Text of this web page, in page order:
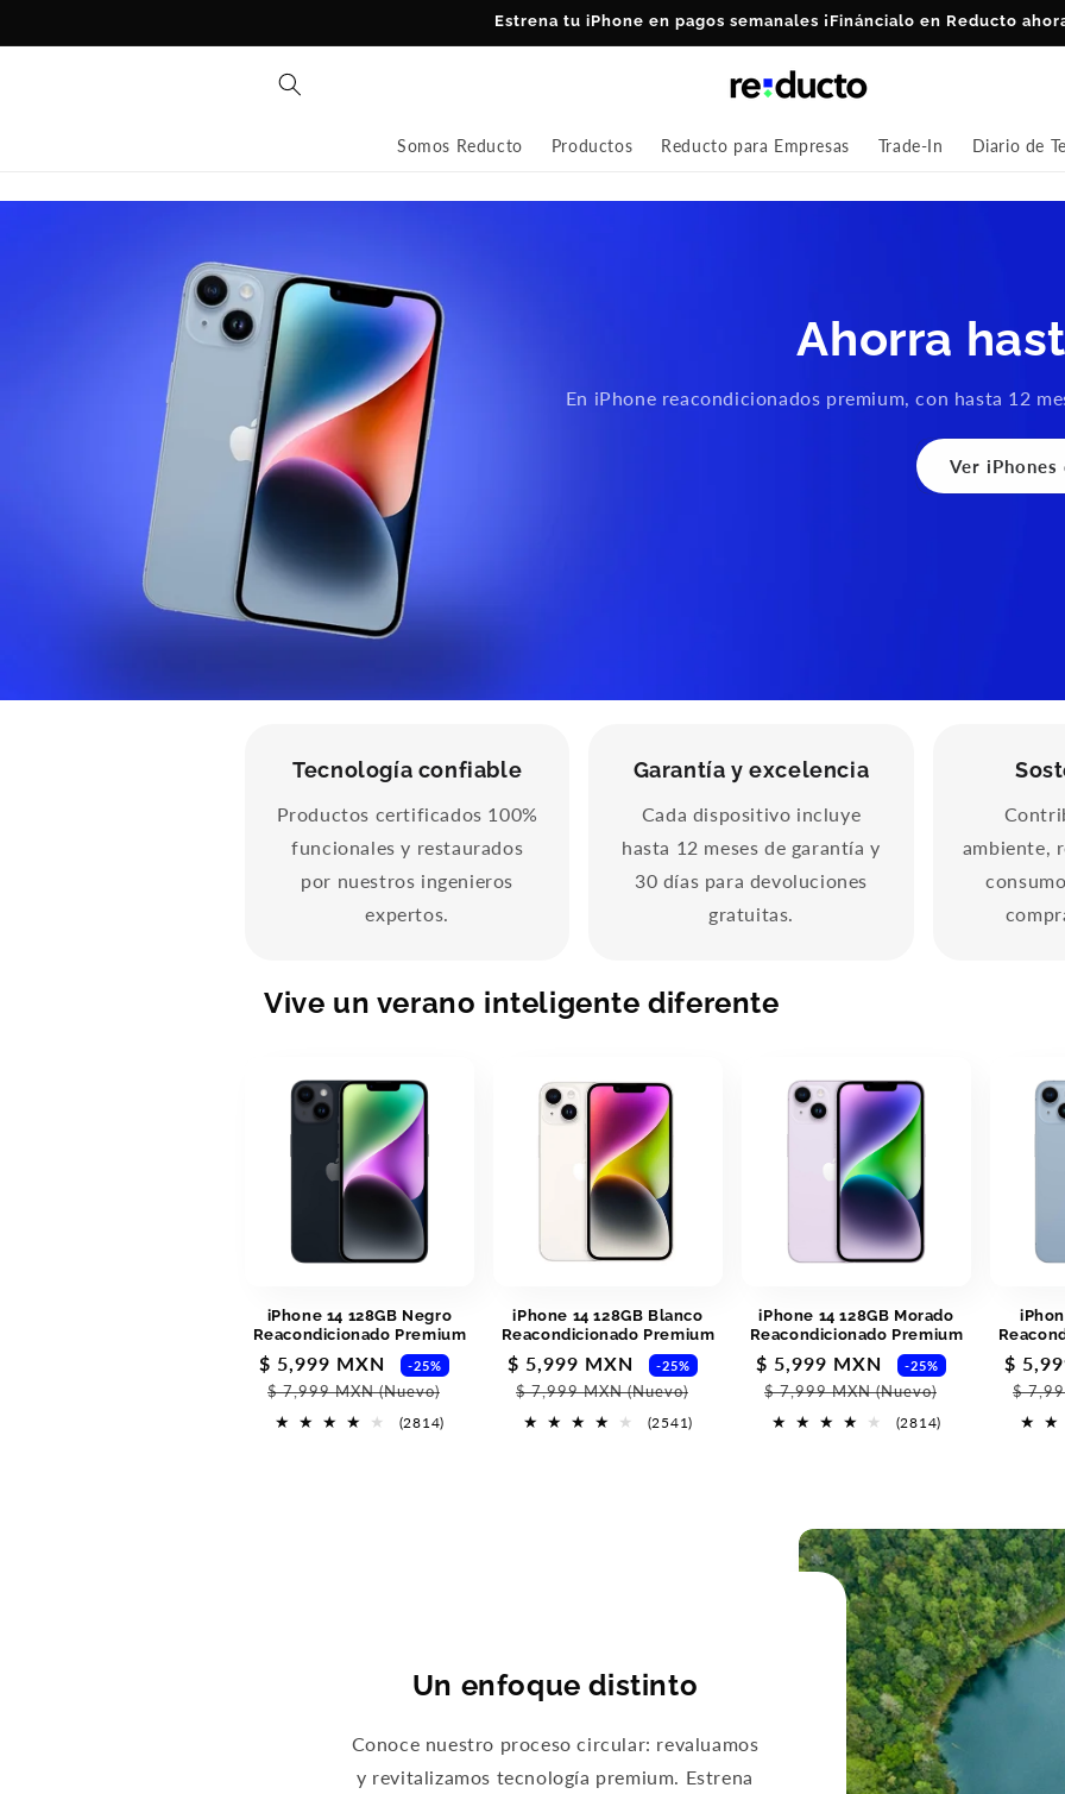
al contenido
Estrena tu iPhone en pagos semanales ¡Fináncialo en Reducto
Somos Reducto Productos Reducto para Empresas Trade-In Diario de
Ahorra
En iPhone reacondicionados premium, con hasta 12
Ver
Tecnología confiable
Productos certificados 100%
funcionales y restaurados
por nuestros ingenieros
expertos.
Garantía y excelencia
Cada dispositivo incluye
hasta 12 meses de garantía y
30 días para devoluciones
gratuitas.
ambiente,
Vive un verano inteligente diferente
iPhone 14 128GB Negro
Reacondicionado Premium
Precio
de
oferta
$ 5,999 MXN -25%
Precio
habitual
$ 7,999 MXN(Nuevo)
(2814)2814
iPhone 14 128GB Blanco
Reacondicionado Premium
Precio
de
oferta
$ 5,999 MXN -25%
Precio
habitual
$ 7,999 MXN(Nuevo)
(2541)2541
iPhone 14 128GB Morado
Reacondicionado Premium
Precio
de
oferta
$ 5,999 MXN -25%
Precio
habitual
$ 7,999 MXN(Nuevo)
(2814)2814
Precio
de
oferta
$
$
Un enfoque distinto
Conoce nuestro proceso circular: revaluamos
y revitalizamos tecnología premium. Estrena